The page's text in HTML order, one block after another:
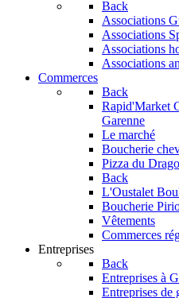
Back
Associations
Associations
Associations
Associations
Commerces
Back
Rapid'Market
Garenne
Le marché
Boucherie
Pizza du
Back
L'Oustalet
Boucherie
Vêtements
Commerces
Entreprises
Back
Entreprises à
Entreprises de